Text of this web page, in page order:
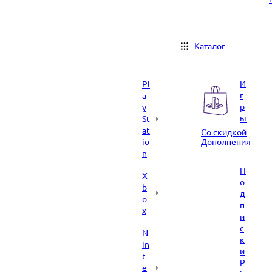
Каталог
Pl
a
y
St
at
io
n
X
b
o
x
N
in
t
e
И
г
р
ы
Со скидкой
Дополнения
П
о
д
п
и
с
к
и
P